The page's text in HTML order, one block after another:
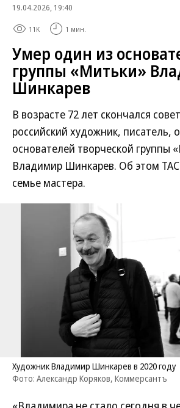
19.04.2026, 19:40
11K 1 мин.
Умер один из
группы «Митьки»
Шинкарев
В возрасте 72 лет скончался
российский художник, писатель,
основателей творческой группы
Владимир Шинкарев. Об этом
семье мастера.
Художник Владимир Шинкарев в 2020 году
Фото: Александр Коряков, Коммерсантъ